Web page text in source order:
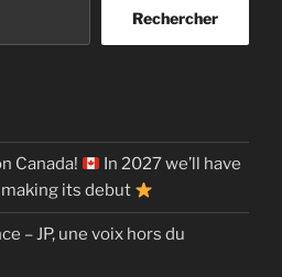
Rechercher
Canada!
In 2027 we’ll have
its debut
– JP, une voix hors du